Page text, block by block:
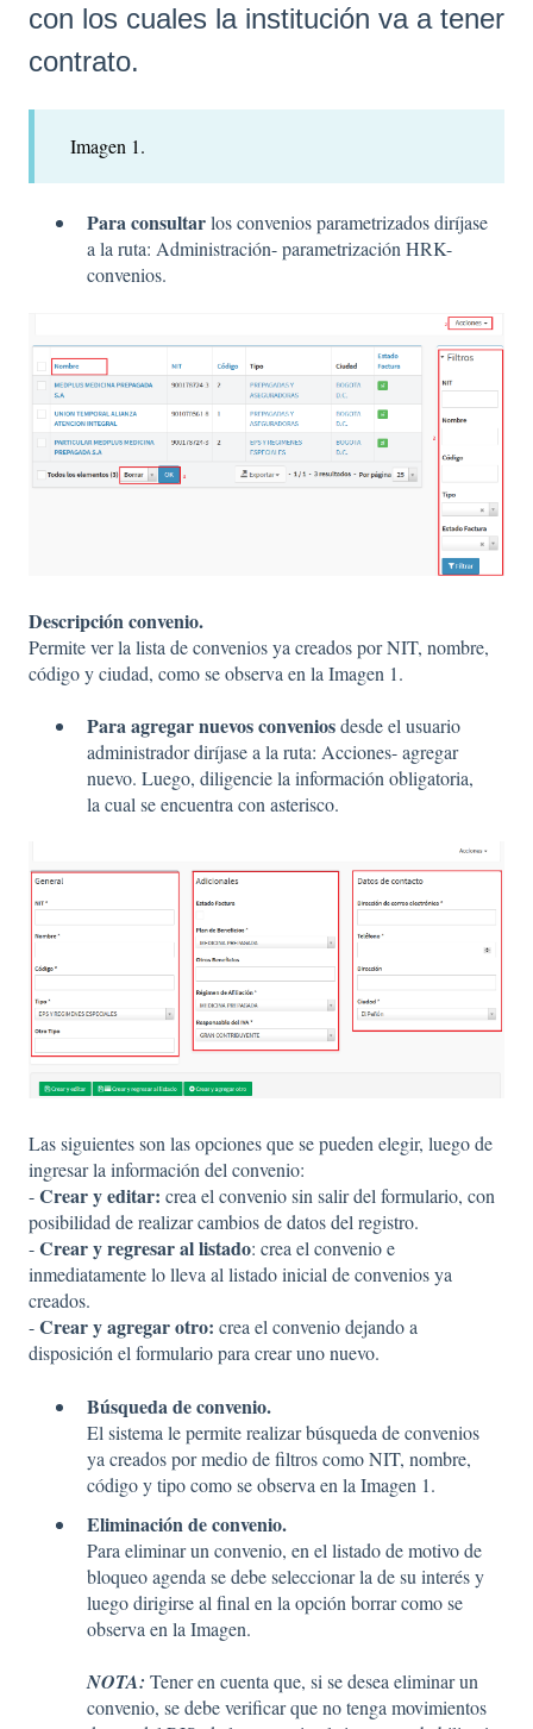
con los cuales la institución va a tener
contrato.
Imagen 1.
Para consultarlos convenios parametrizados diríjase
a la ruta: Administración- parametrización HRK-
convenios.
Descripción convenio.
Permite ver la lista de convenios ya creados por NIT, nombre,
código y ciudad, como se observa en la Imagen 1.
Para agregar nuevos conveniosdesde el usuario
administrador diríjase a la ruta: Acciones- agregar
nuevo. Luego, diligencie la información obligatoria,
la cual se encuentra con asterisco.
Las siguientes son las opciones que se pueden elegir, luego de
ingresar la información del convenio:
-Crear y editar: crea el convenio sin salir del formulario, con
posibilidad de realizar cambios de datos del registro.
-Crear y regresar al listado: crea el convenio e
inmediatamente lo lleva al listado inicial de convenios ya
creados.
-Crear y agregar otro: crea el convenio dejando a
disposición el formulario para crear uno nuevo.
Búsqueda de convenio.
El sistema le permite realizar búsqueda de convenios
ya creados por medio de filtros como NIT, nombre,
código y tipo como se observa en la Imagen 1.
Eliminación de convenio.
Para eliminar un convenio, en el listado de motivo de
bloqueo agenda se debe seleccionar la de su interés y
luego dirigirse al final en la opción borrar como se
observa en la Imagen.
NOTA: Tener en cuenta que, si se desea eliminar un
convenio, se debe verificar que no tenga movimientos